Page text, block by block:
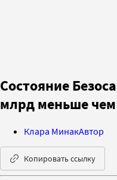
Состояние
млрд меньше чем
Клара МинакАвтор
Копировать ссылку